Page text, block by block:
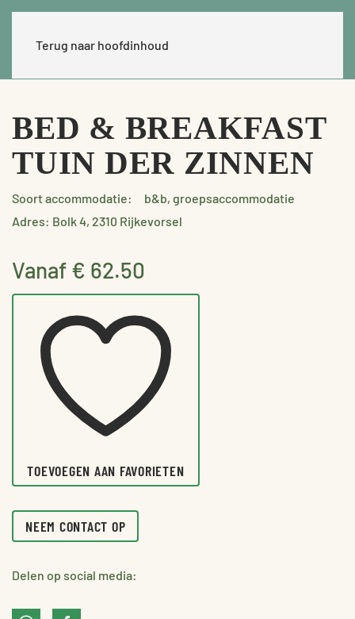
Terug naar hoofdinhoud
BED & BREAKFAST
TUIN DER ZINNEN
Soort accommodatie:
b&b, groepsaccommodatie
Adres: Bolk 4, 2310 Rijkevorsel
Vanaf € 62.50
TOEVOEGEN AAN FAVORIETEN
NEEM CONTACT OP
Delen op social media: